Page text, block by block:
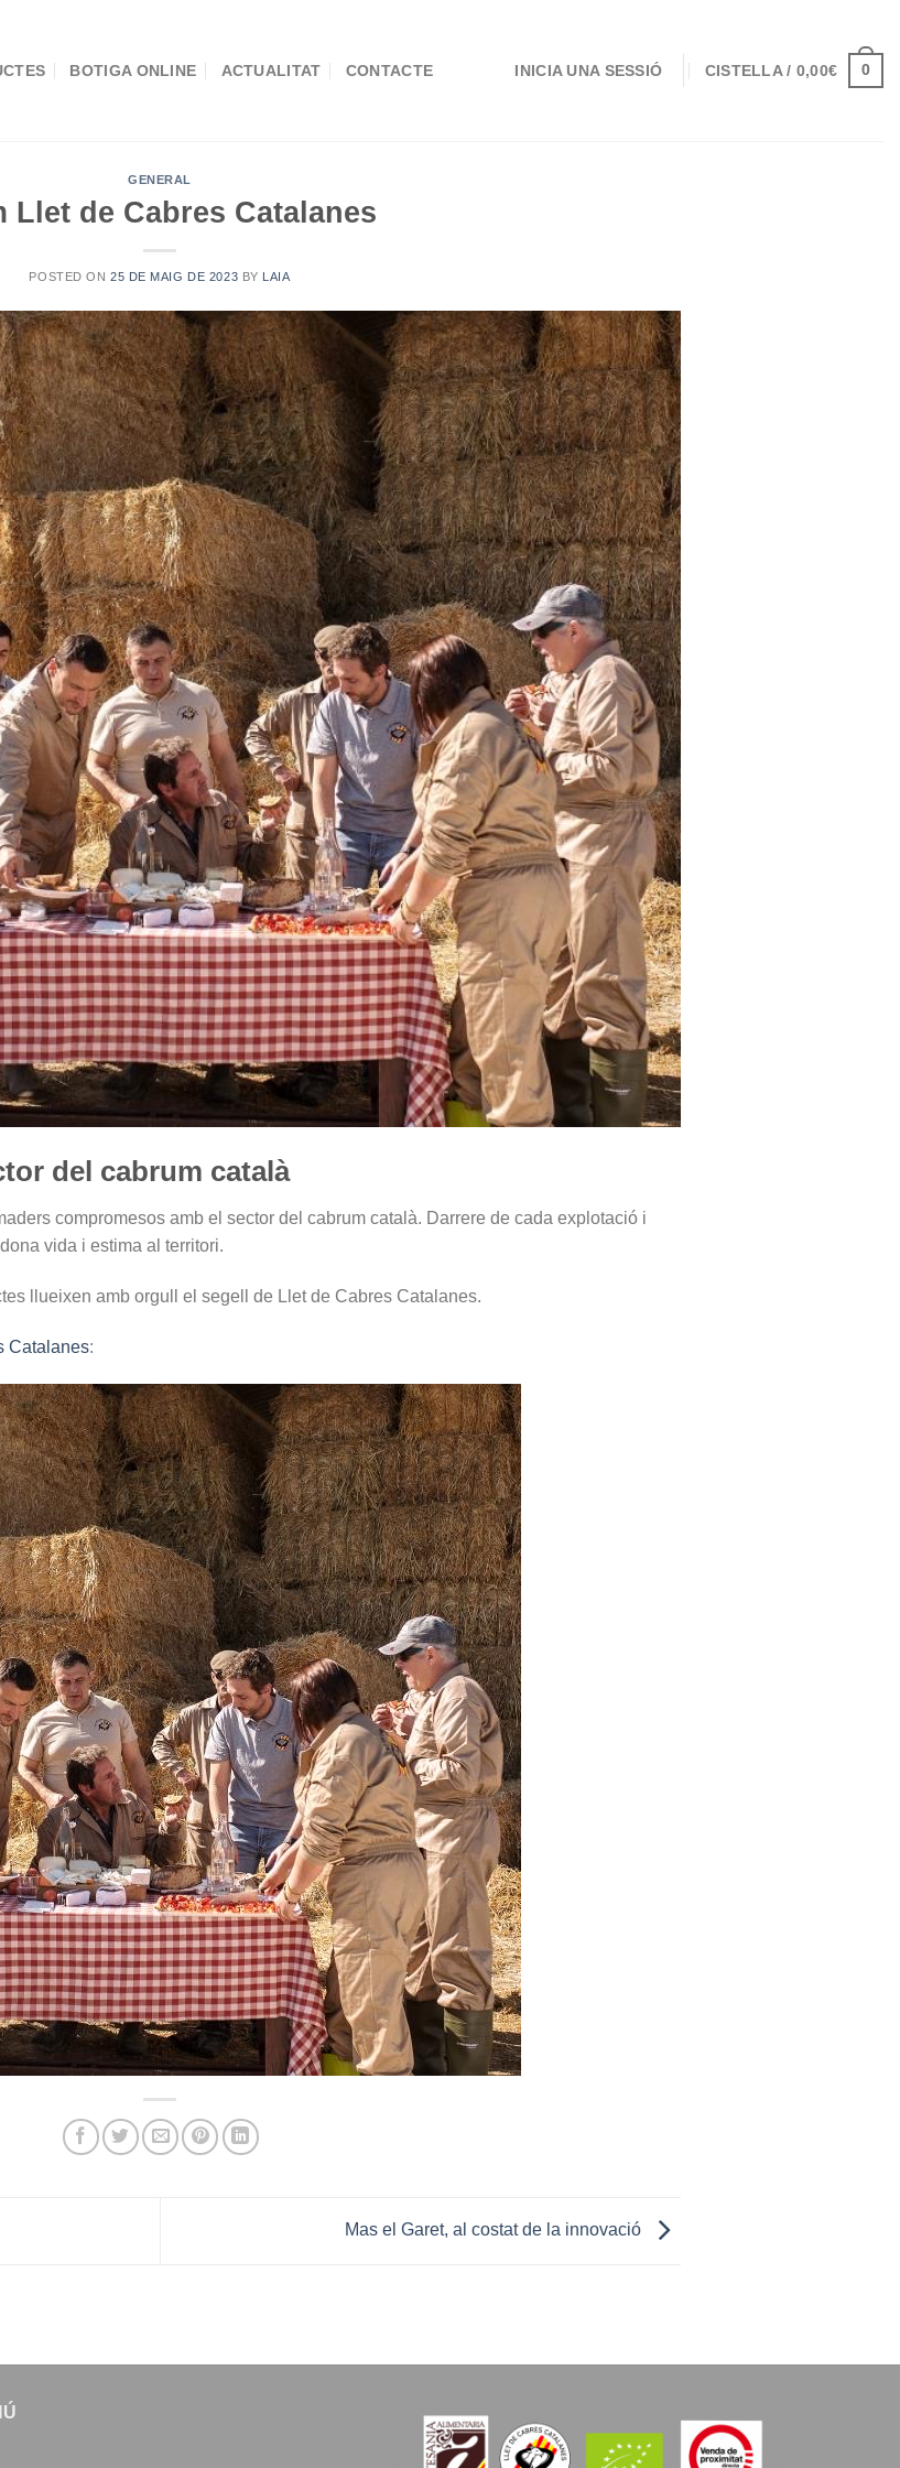
BOTIGA ONLINE ACTUALITAT CONTACTE INICIA UNA SESSIÓ CISTELLA / 0,00€ 0
GENERAL
Llet de Cabres Catalanes
POSTED ON 25 DE MAIG DE 2023 BY LAIA
del cabrum català
compromesos amb el sector del cabrum català. Darrere de cada explotació i
vida i estima al territori.
llueixen amb orgull el segell de Llet de Cabres Catalanes.
Catalanes:
Mas el Garet, al costat de la innovació